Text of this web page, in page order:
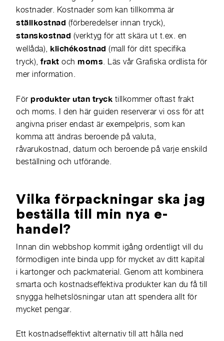
kostnader. Kostnader som kan tillkomma är
ställkostnad (förberedelser innan tryck),
stanskostnad (verktyg för att skära ut t.ex. en
wellåda), klichékostnad (mall för ditt specifika
tryck), frakt och moms. Läs vår Grafiska ordlistaför
mer information.
För produkter utan tryck tillkommer oftast frakt
och moms. I den här guiden reserverar vi oss för att
angivna priser endast är exempelpris, som kan
komma att ändras beroende på valuta,
råvarukostnad, datum och beroende på varje enskild
beställning och utförande.
Vilka förpackningar ska jag
beställa till min nya e-
handel?
Innan din webbshop kommit igång ordentligt vill du
förmodligen inte binda upp för mycket av ditt kapital
i kartonger och packmaterial. Genom att kombinera
smarta och kostnadseffektiva produkter kan du få till
snygga helhetslösningar utan att spendera allt för
mycket pengar.
Ett kostnadseffektivt alternativ till att hålla ned